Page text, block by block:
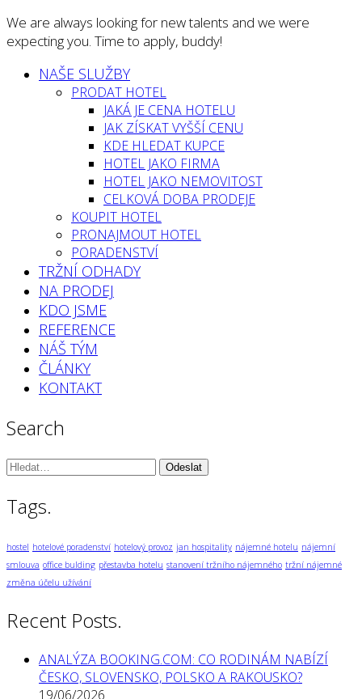
We are always looking for new talents and we were
expecting you. Time to apply, buddy!
NAŠE SLUŽBY
PRODAT HOTEL
JAKÁ JE CENA HOTELU
JAK ZÍSKAT VYŠŠÍ CENU
KDE HLEDAT KUPCE
HOTEL JAKO FIRMA
HOTEL JAKO NEMOVITOST
CELKOVÁ DOBA PRODEJE
KOUPIT HOTEL
PRONAJMOUT HOTEL
PORADENSTVÍ
TRŽNÍ ODHADY
NA PRODEJ
KDO JSME
REFERENCE
NÁŠ TÝM
ČLÁNKY
KONTAKT
Search
Vyhledávání:
Tags.
hostel hotelové poradenství hotelový provoz jan hospitality nájemné hotelu nájemní
smlouva office bulding přestavba hotelu stanovení tržního nájemného tržní nájemné
změna účelu užívání
Recent Posts.
ANALÝZA BOOKING.COM: CO RODINÁM NABÍZÍ
ČESKO, SLOVENSKO, POLSKO A RAKOUSKO?
19/06/2026